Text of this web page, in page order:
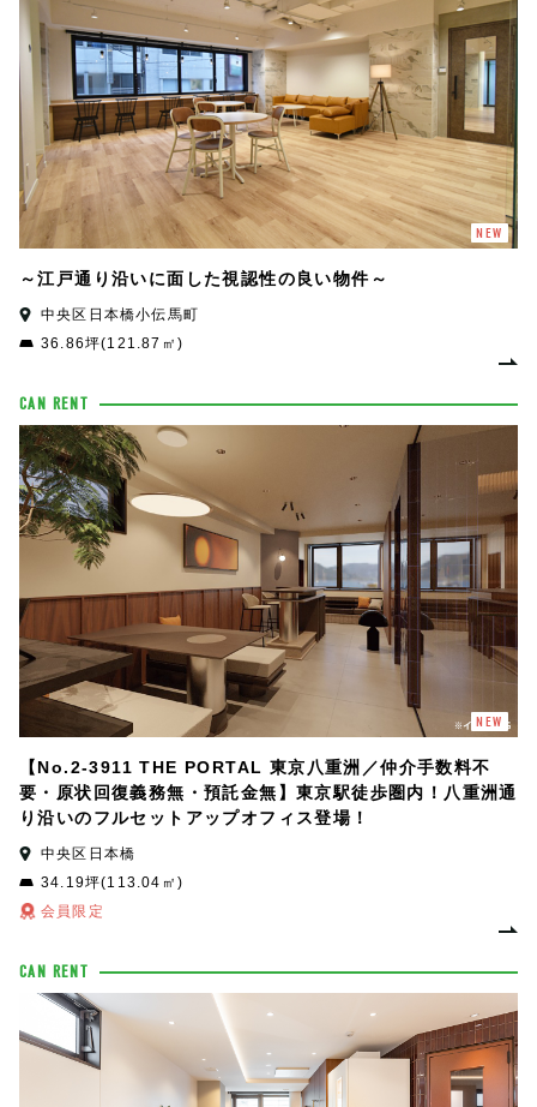
NEW
～江戸通り沿いに面した視認性の良い物件～
中央区日本橋小伝馬町
36.86坪(121.87㎡)
CAN RENT
NEW
【No.2-3911 THE PORTAL 東京八重洲／仲介手数料不
要・原状回復義務無・預託金無】東京駅徒歩圏内！八重洲通
り沿いのフルセットアップオフィス登場！
中央区日本橋
34.19坪(113.04㎡)
会員限定
CAN RENT